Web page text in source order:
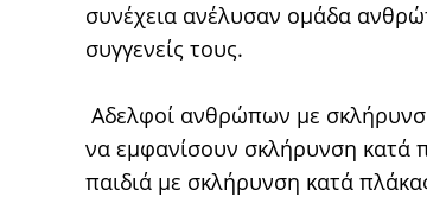
συνέχεια ανέλυσαν ομάδα
συγγενείς τους.
Αδελφοί ανθρώπων με
να εμφανίσουν σκλήρυνση κατά
παιδιά με σκλήρυνση κατά